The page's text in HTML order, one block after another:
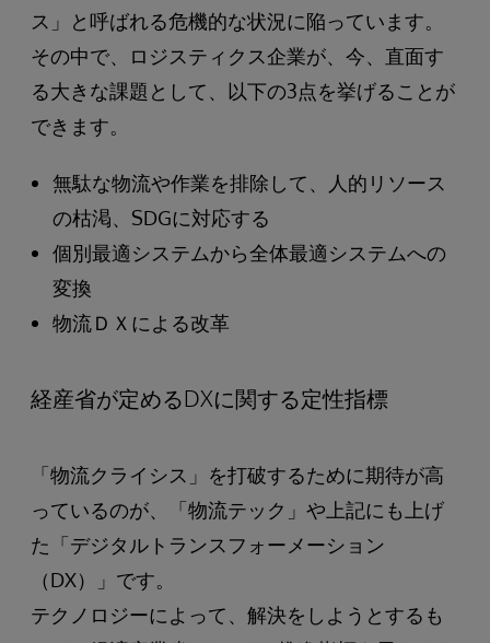
ス」と呼ばれる危機的な状況に陥っています。
その中で、ロジスティクス企業が、今、直面す
る大きな課題として、以下の3点を挙げることが
できます。
無駄な物流や作業を排除して、人的リソース
の枯渇、SDGに対応する
個別最適システムから全体最適システムへの
変換
物流ＤＸによる改革
経産省が定めるDXに関する定性指標
「物流クライシス」を打破するために期待が高
っているのが、「物流テック」や上記にも上げ
た「デジタルトランスフォーメーション
（DX）」です。
テクノロジーによって、解決をしようとするも